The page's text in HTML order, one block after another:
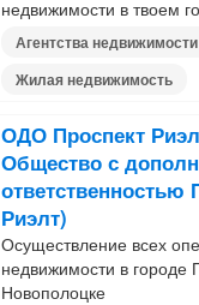
недвижимости в твоем
Агентства недвижимости
Жилая недвижимость
ОДО Проспект
Общество с
ответственностью
Риэлт)
Осуществление всех
недвижимости в городе
Новополоцке